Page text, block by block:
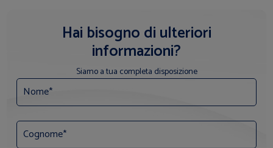
Hai bisogno di ulteriori
informazioni?
Siamo a tua completa disposizione